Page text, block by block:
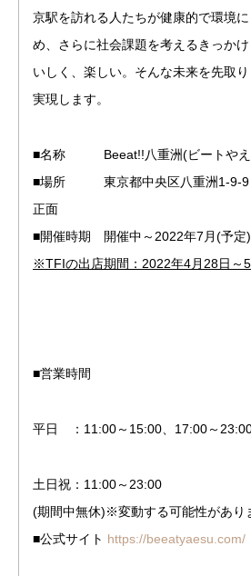
京駅を訪れる人たちが健康的で環境
め、さらに社会課題を考えるきっか
いしく、楽しい。そんな未来を先取
実現します。
■名称 Beeat!!八重洲(ビートやえ
■場所 東京都中央区八重洲1-9-9
正面
■開催時期 開催中～2022年7月(予定)
※TFIの出店期間：2022年4月28日～
■営業時間
平日 ：11:00～15:00、17:00～
土日祝：11:00～23:00
(期間中無休)※変動する可能性があり
■公式サイト https://beeatyaesu.com/